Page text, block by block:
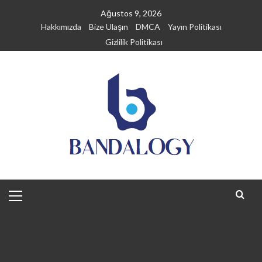
Ağustos 9, 2026
Hakkımızda
Bize Ulaşın DMCA
Yayın Politikası
Gizlilik Politikası
Menu